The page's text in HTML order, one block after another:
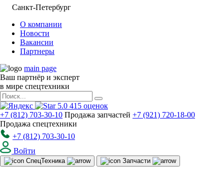
Санкт-Петербург
О компании
Новости
Вакансии
Партнеры
main page
Ваш партнёр и эксперт
в мире спецтехники
5.0 415 оценок
+7 (812) 703-30-10 Продажа запчастей +7 (921) 720-18-00
Продажа спецтехники
+7 (812) 703-30-10
Войти
СпецТехника Запчасти